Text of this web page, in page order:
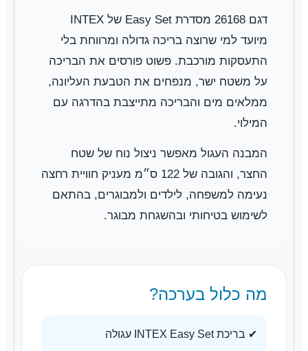
דגם 26168 מסדרת Easy Set של INTEX
מיועד למי שרוצה בריכה גדולה ומרווחת בלי
התעסקות מורכבת. פשוט פורסים את הבריכה
על משטח ישר, מנפחים את הטבעת העליונה,
ממלאים מים והבריכה מתייצבת בהדרגה עם
המילוי.
המבנה העגול מאפשר ניצול נוח של שטח
החצר, והגובה של 122 ס״מ מעניק חוויית רחצה
נעימה למשפחה, לילדים ולמבוגרים, בהתאם
לשימוש בטיחותי ובהשגחת מבוגר.
מה כלול בערכה?
✔ בריכת INTEX Easy Set עגולה